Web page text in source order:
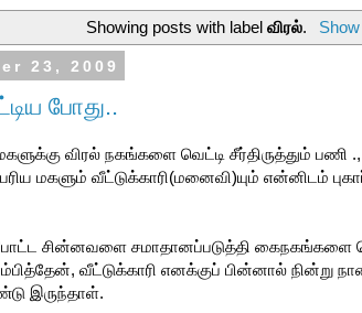
Showing posts with labelவிரல்.
23, 2009
போது..
விரல் நகங்களை வெட்டி சீர்திருத்தும்
மகளும் வீட்டுக்காரி(மனைவி)யும் என்னிடம்
சின்னவளை சமாதானப்படுத்தி கைநகங்களை
வீட்டுக்காரி எனக்குப் பின்னால் நின்று
இருந்தாள்.